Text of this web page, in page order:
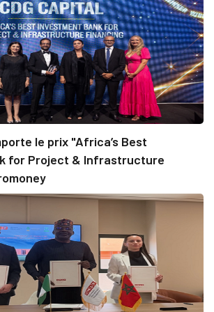
le prix "Africa’s Best
for Project & Infrastructure